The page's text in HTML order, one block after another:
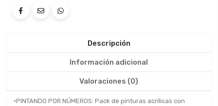
Descripción
Información adicional
Valoraciones (0)
•PINTANDO POR NÚMEROS: Pack de pinturas acrílicas con